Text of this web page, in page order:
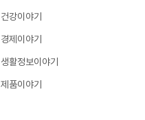
건강이야기
경제이야기
생활정보이야기
제품이야기